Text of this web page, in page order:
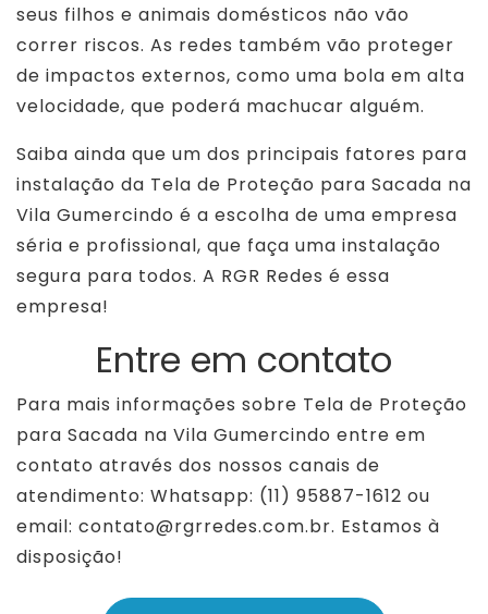
seus filhos e animais domésticos não vão
correr riscos. As redes também vão proteger
de impactos externos, como uma bola em alta
velocidade, que poderá machucar alguém.
Saiba ainda que um dos principais fatores para
instalação da Tela de Proteção para Sacada na
Vila Gumercindo é a escolha de uma empresa
séria e profissional, que faça uma instalação
segura para todos. A RGR Redes é essa
empresa!
Entre em contato
Para mais informações sobre Tela de Proteção
para Sacada na Vila Gumercindo entre em
contato através dos nossos canais de
atendimento: Whatsapp: (11) 95887-1612 ou
email: contato@rgrredes.com.br. Estamos à
disposição!